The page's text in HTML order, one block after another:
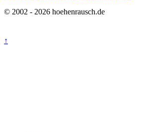
© 2002 - 2026 hoehenrausch.de
↑